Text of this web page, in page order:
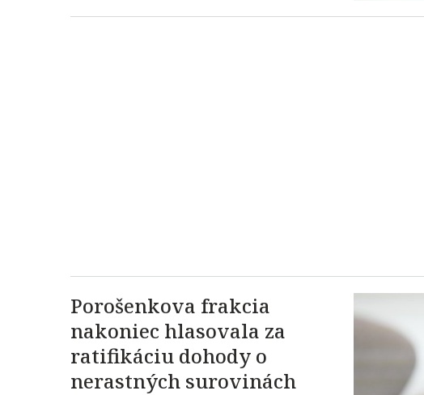
Porošenkova frakcia
nakoniec hlasovala za
ratifikáciu dohody o
nerastných surovinách